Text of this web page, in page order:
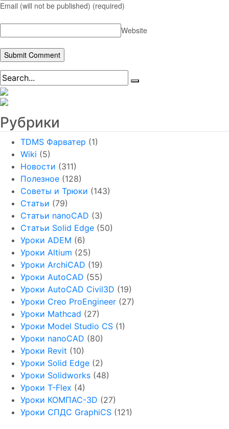
Email (will not be published) (required)
Website
Рубрики
TDMS Фарватер (1)
Wiki (5)
Новости (311)
Полезное (128)
Советы и Трюки (143)
Статьи (79)
Статьи nanoCAD (3)
Статьи Solid Edge (50)
Уроки ADEM (6)
Уроки Altium (25)
Уроки ArchiCAD (19)
Уроки AutoCAD (55)
Уроки AutoCAD Civil3D (19)
Уроки Creo ProEngineer (27)
Уроки Mathcad (27)
Уроки Model Studio CS (1)
Уроки nanoCAD (80)
Уроки Revit (10)
Уроки Solid Edge (2)
Уроки Solidworks (48)
Уроки T-Flex (4)
Уроки КОМПАС-3D (27)
Уроки СПДС GraphiCS (121)